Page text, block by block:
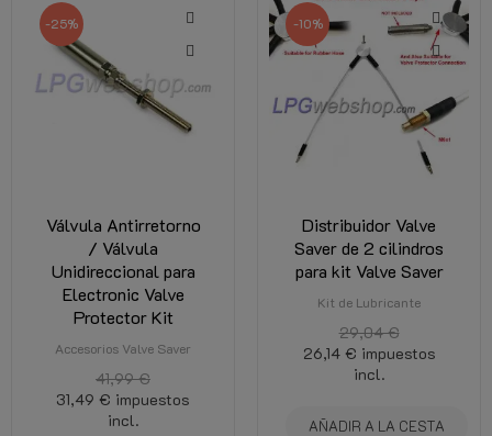
-25%
Válvula Antirretorno
/ Válvula
Unidireccional para
Electronic Valve
Protector Kit
Accesorios Valve Saver
41,99 €
31,49 € impuestos
incl.
-10%
Distribuidor Valve
Saver de 2 cilindros
para kit Valve Saver
Kit de Lubricante
29,04 €
26,14 € impuestos
incl.
AÑADIR A LA CESTA